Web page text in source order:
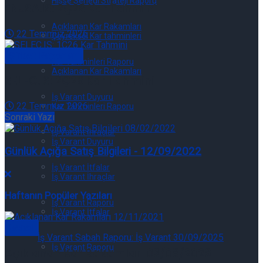
Açıklanan Kar Rakamları
Kar Tahminleri Raporu
İş Varant Duyuru
İş Varant İhraçlar
İş Varant İtfalar
İş Varant Raporu
Çeyreksel Kar tahminleri
Açıklanan Kar Rakamları
Kar Tahminleri Raporu
İş Varant Duyuru
İş Varant İhraçlar
İş Varant İtfalar
İş Varant Raporu
ENJSA.IS: 2Ç26 Kar Tahmini
22 Temmuz 2026
SELEC.IS: 2Ç26 Kar Tahmini
22 Temmuz 2026
Sonraki Yazı
Günlük Açığa Satış Bilgileri - 12/09/2022
Haftanın Popüler Yazıları
Açıklanan Kar Rakamları 03/08/2026